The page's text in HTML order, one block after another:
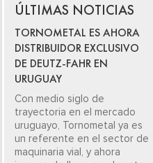
MAQUINARIA USADA
DEUTZ-FAHR
AVANT
KESLA
BATERÍAS
ÚLTIMAS NOTICIAS
TORNOMETAL ES AHORA
DISTRIBUIDOR EXCLUSIVO
DE DEUTZ-FAHR EN
URUGUAY
Con medio siglo de
trayectoria en el mercado
uruguayo, Tornometal ya es
un referente en el sector de
maquinaria vial, y ahora